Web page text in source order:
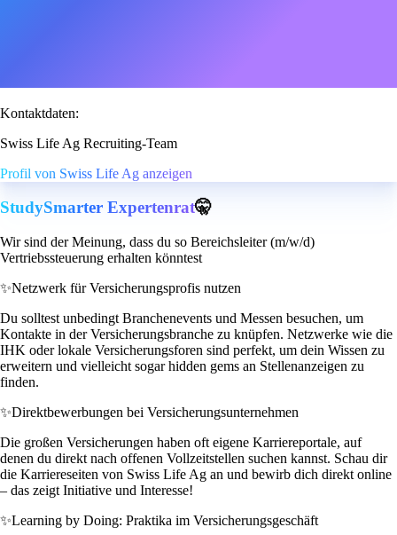
Kontaktdaten:
Swiss Life Ag Recruiting-Team
Profil von Swiss Life Ag anzeigen
StudySmarter Expertenrat🤫
Wir sind der Meinung, dass du so Bereichsleiter (m/w/d)
Vertriebssteuerung erhalten könntest
✨Netzwerk für Versicherungsprofis nutzen
Du solltest unbedingt Branchenevents und Messen besuchen, um
Kontakte in der Versicherungsbranche zu knüpfen. Netzwerke wie die
IHK oder lokale Versicherungsforen sind perfekt, um dein Wissen zu
erweitern und vielleicht sogar hidden gems an Stellenanzeigen zu
finden.
✨Direktbewerbungen bei Versicherungsunternehmen
Die großen Versicherungen haben oft eigene Karriereportale, auf
denen du direkt nach offenen Vollzeitstellen suchen kannst. Schau dir
die Karriereseiten von Swiss Life Ag an und bewirb dich direkt online
– das zeigt Initiative und Interesse!
✨Learning by Doing: Praktika im Versicherungsgeschäft